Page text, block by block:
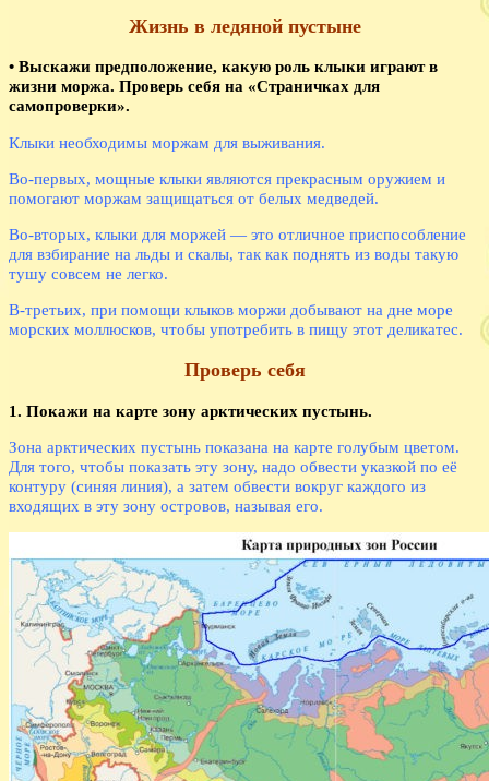
Жизнь в ледяной пустыне
• Выскажи предположение, какую роль клыки играют в
жизни моржа. Проверь себя на «Страничках для
самопроверки».
Клыки необходимы моржам для выживания.
Во-первых, мощные клыки являются прекрасным оружием и
помогают моржам защищаться от белых медведей.
Во-вторых, клыки для моржей — это отличное приспособление
для взбирание на льды и скалы, так как поднять из воды такую
тушу совсем не легко.
В-третьих, при помощи клыков моржи добывают на дне море
морских моллюсков, чтобы употребить в пищу этот деликатес.
Проверь себя
1. Покажи на карте зону арктических пустынь.
Зона арктических пустынь показана на карте голубым цветом.
Для того, чтобы показать эту зону, надо обвести указкой по её
контуру (синяя линия), а затем обвести вокруг каждого из
входящих в эту зону островов, называя его.